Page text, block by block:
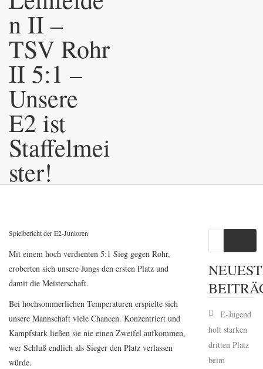
n II –
TSV Rohr
II 5:1 –
Unsere
E2 ist
Staffelmei
ster!
Spielbericht der E2-Junioren
Mit einem hoch verdienten 5:1 Sieg gegen Rohr,
eroberten sich unsere Jungs den ersten Platz und
damit die Meisterschaft.
Bei hochsommerlichen Temperaturen erspielte sich
unsere Mannschaft viele Chancen. Konzentriert und
Kampfstark ließen sie nie einen Zweifel aufkommen,
wer Schluß endlich als Sieger den Platz verlassen
würde.
E-Jugend
holt starken
dritten Platz
beim